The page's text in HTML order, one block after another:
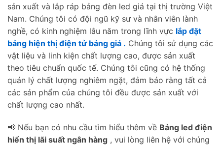
sản xuất và lắp ráp bảng đèn led giá tại thị trường Việt
Nam. Chúng tôi có đội ngũ kỹ sư và nhân viên lành
nghề, có kinh nghiệm lâu năm trong lĩnh vực lắp đặt
bảng hiện thị điện tử bảng giá . Chúng tôi sử dụng các
vật liệu và linh kiện chất lượng cao, được sản xuất
theo tiêu chuẩn quốc tế. Chúng tôi cũng có hệ thống
quản lý chất lượng nghiêm ngặt, đảm bảo rằng tất cả
các sản phẩm của chúng tôi đều được sản xuất với
chất lượng cao nhất.
📢 Nếu bạn có nhu cầu tìm hiểu thêm về Bảng led điện
hiển thị lãi suất ngân hàng , vui lòng liên hệ với chúng